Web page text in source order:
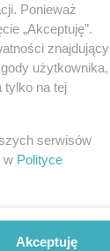
Ponieważ
„Akceptuję”.
znajdujący
użytkownika,
tylko na tej
serwisów
w Polityce
Akceptuję